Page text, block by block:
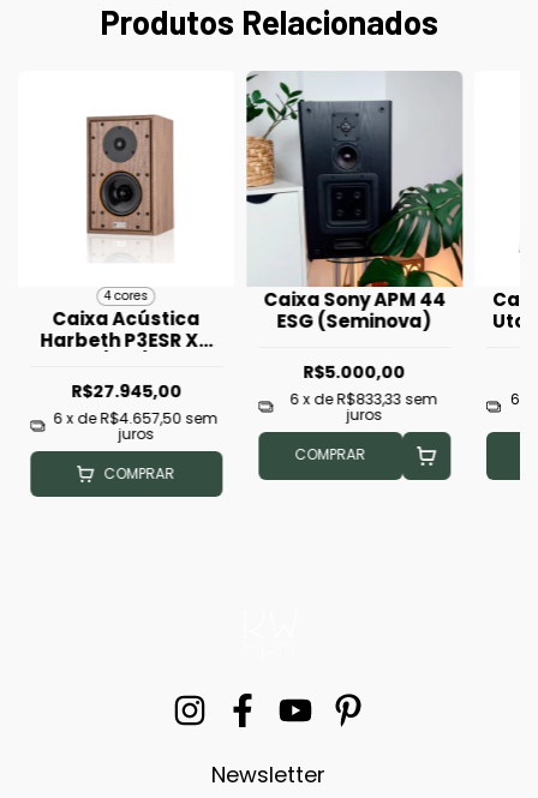
Produtos Relacionados
4 cores
Caixa Acústica
Harbeth P3ESR XD
R$27.945,00
6 x deR$4.657,50 sem
juros
COMPRAR
Caixa Sony APM 44
ESG (Seminova)
R$5.000,00
6 x deR$833,33 sem
juros
COMPRAR
6
Newsletter